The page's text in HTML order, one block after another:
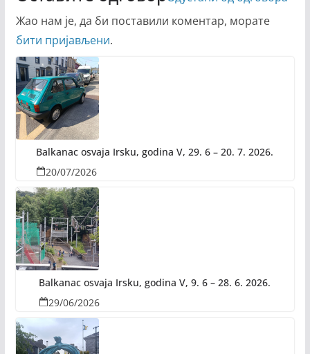
Жао нам је, да би поставили коментар, морате
бити пријављени.
Balkanac osvaja Irsku, godina V, 29. 6 – 20. 7. 2026.
20/07/2026
Balkanac osvaja Irsku, godina V, 9. 6 – 28. 6. 2026.
29/06/2026